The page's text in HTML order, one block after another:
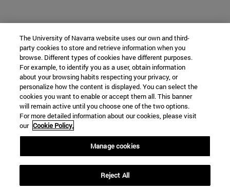
The University of Navarra website uses our own and third-
party cookies to store and retrieve information when you
browse. Different types of cookies have different purposes.
For example, to identify you as a user, obtain information
about your browsing habits respecting your privacy, or
personalize how the content is displayed. You can select the
cookies you want to enable or accept them all. This banner
will remain active until you choose one of the two options.
For more detailed information about our cookies, please visit
our Cookie Policy.
Manage cookies
Reject All